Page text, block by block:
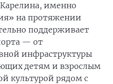
именно
на протяжении
поддерживает
— от
инфраструктуры
детям и взрослым
культурой рядом с